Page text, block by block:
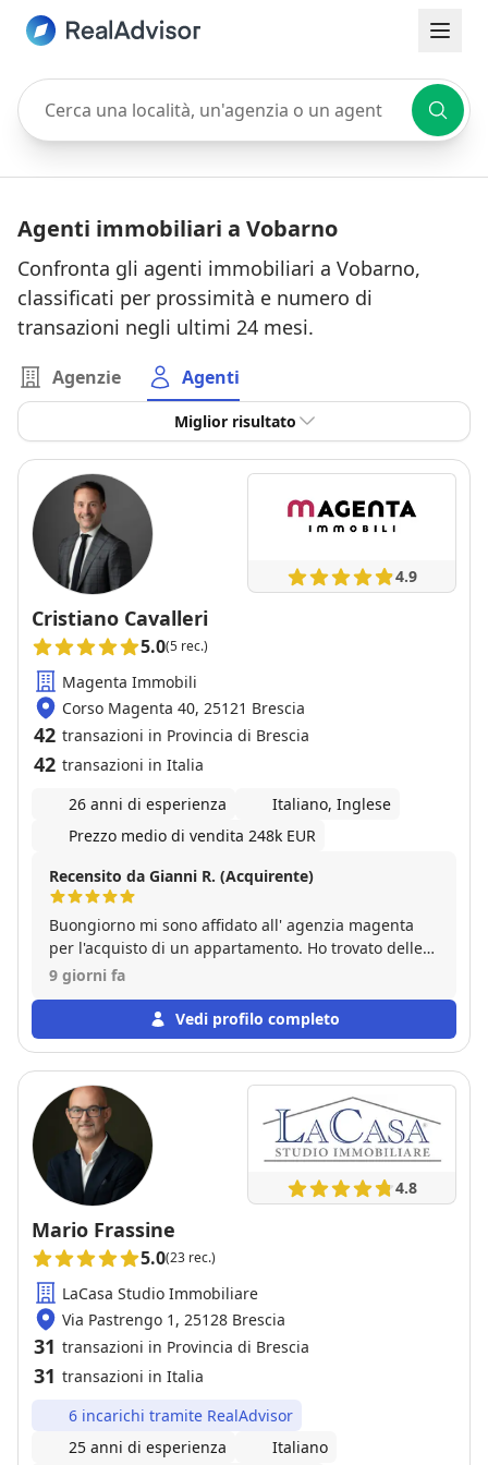
Cerca una località, un'agenzia o un agente
Agenti immobiliari a Vobarno
Confronta gli agenti immobiliari a Vobarno,
classificati per prossimità e numero di
transazioni negli ultimi 24 mesi.
Agenzie Agenti
Miglior risultato
4.9
Cristiano Cavalleri
5.0(5 rec.)
Magenta Immobili
Corso Magenta 40, 25121 Brescia
42 transazioni in Provincia di Brescia
42 transazioni in Italia
26 anni di esperienza
Italiano, Inglese
Prezzo medio di vendita 248k EUR
Recensito da Gianni R. (Acquirente)
Buongiorno mi sono affidato all' agenzia magenta
per l'acquisto di un appartamento. Ho trovato delle
persone competenti e professionali,specialmente
seguito passo passo in tutta la procedura fino al
rogito.
9 giorni fa
Vedi profilo completo
4.8
Mario Frassine
5.0(23 rec.)
LaCasa Studio Immobiliare
Via Pastrengo 1, 25128 Brescia
31 transazioni in Provincia di Brescia
31 transazioni in Italia
6 incarichi tramite RealAdvisor
25 anni di esperienza
Italiano